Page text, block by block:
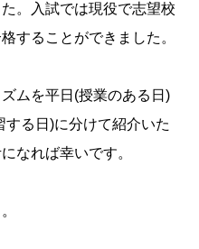
。入試では現役で志望校
することができました。
ムを平日(授業のある日)
る日)に分けて紹介いた
なれば幸いです。